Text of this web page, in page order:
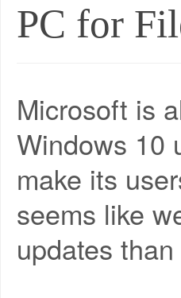
PC for
Microsoft is
Windows 10
make its
seems like
updates